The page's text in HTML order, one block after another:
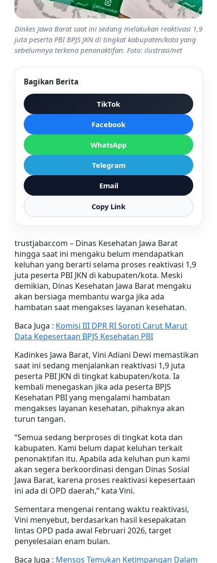
Dinkes Jawa Barat saat ini sedang melakukan reaktivasi 1,9
juta peserta PBI BPJS JKN di tingkat kabupaten/kota yang
sebelumnya terkena penonaktifan. Foto: ilustrasi/net
Bagikan Berita
TikTok
Facebook
WhatsApp
Telegram
Email
Copy Link
trustjabar.com – Dinas Kesehatan Jawa Barat
hingga saat ini mengaku belum mendapatkan
keluhan yang berarti selama proses reaktivasi 1,9
juta peserta PBI JKN di kabupaten/kota. Meski
demikian, Dinas Kesehatan Jawa Barat mengaku
akan bersiaga membantu warga jika ada
hambatan saat mengakses layanan kesehatan.
Baca Juga : Komisi III DPR RI Soroti Carut Marut
Data Kepesertaan BPJS Kesehatan PBI
Kadinkes Jawa Barat, Vini Adiani Dewi memastikan
saat ini sedang menjalankan reaktivasi 1,9 juta
peserta PBI JKN di tingkat kabupaten/kota. Ia
kembali menegaskan jika ada peserta BPJS
Kesehatan PBI yang mengalami hambatan
mengakses layanan kesehatan, pihaknya akan
turun tangan.
“Semua sedang berproses di tingkat kota dan
kabupaten. Kami belum dapat keluhan terkait
penonaktifan itu. Apabila ada keluhan pun kami
akan segera berkoordinasi dengan Dinas Sosial
Jawa Barat, karena proses reaktivasi kepesertaan
ini ada di OPD daerah,” kata Vini.
Sementara mengenai rentang waktu reaktivasi,
Vini menyebut, berdasarkan hasil kesepakatan
lintas OPD pada awal Februari 2026, target
penyelesaian enam bulan.
Baca Juga : Mensos Temukan Ketimpangan Dalam